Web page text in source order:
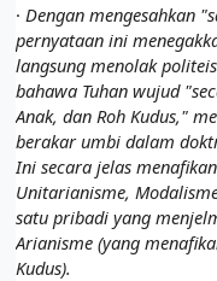
· Dengan mengesahkan
pernyataan ini
langsung menolak
bahawa Tuhan wujud
Anak, dan Roh Kudus,"
berakar umbi dalam
Ini secara jelas
Unitarianisme,
satu pribadi yang
Arianisme (yang
Kudus).